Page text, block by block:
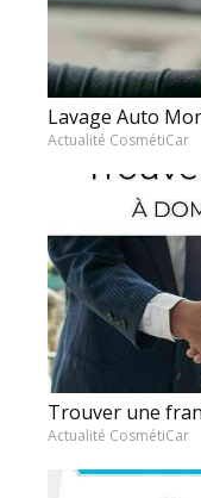
Lavage Auto
Actualité CosmétiCar
Trouver une
Actualité CosmétiCar